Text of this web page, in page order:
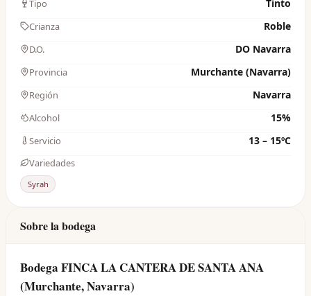
Tipo Tinto
Crianza Roble
D.O. DO Navarra
Provincia Murchante (Navarra)
Región Navarra
Alcohol 15%
Servicio 13 – 15ºC
Variedades
Syrah
Sobre la bodega
Bodega FINCA LA CANTERA DE SANTA ANA
(Murchante, Navarra)